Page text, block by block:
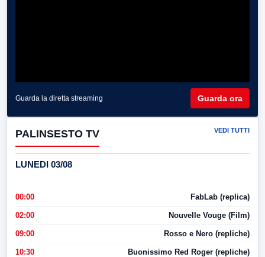
Guarda la diretta streaming Guarda ora
PALINSESTO TV VEDI TUTTI
LUNEDI 03/08
00:00 FabLab (replica)
02:00 Nouvelle Vouge (Film)
09:00 Rosso e Nero (repliche)
10:30 Buonissimo Red Roger (repliche)